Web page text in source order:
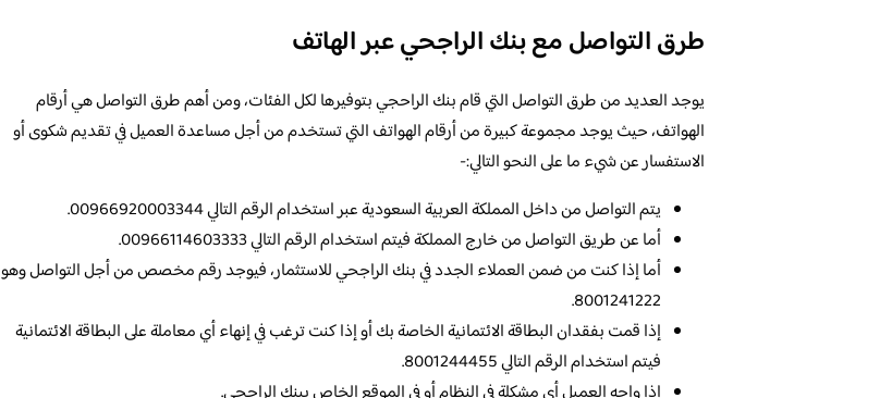
طرق التواصل مع بنك الراجحي عبر الهاتف
يوجد العديد من طرق التواصل التي قام بنك الراحجي بتوفيرها لكل الفئات، ومن أهم طرق التواصل هي أرقام
الهواتف، حيث يوجد مجموعة كبيرة من أرقام الهواتف التي تستخدم من أجل مساعدة العميل في تقديم شكوى أو
الاستفسار عن شيء ما على النحو التالي:-
يتم التواصل من داخل المملكة العربية السعودية عبر استخدام الرقم التالي 00966920003344.
أما عن طريق التواصل من خارج المملكة فيتم استخدام الرقم التالي 00966114603333.
أما إذا كنت من ضمن العملاء الجدد في بنك الراجحي للاستثمار، فيوجد رقم مخصص من أجل التواصل وهو
8001241222.
إذا قمت بفقدان البطاقة الائتمانية الخاصة بك أو إذا كنت ترغب في إنهاء أي معاملة على البطاقة الائتمانية
فيتم استخدام الرقم التالي 8001244455.